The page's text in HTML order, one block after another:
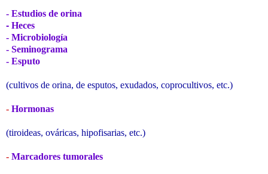
- Estudios de orina
- Heces
- Microbiología
- Seminograma
- Esputo
(cultivos de orina, de esputos, exudados, coprocultivos, etc.)
- Hormonas
(tiroideas, ováricas, hipofisarias, etc.)
- Marcadores tumorales